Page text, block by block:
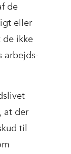
de
eller
de ikke
arbejds-
at der
til